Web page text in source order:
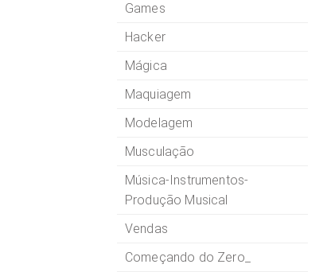
Games
Hacker
Mágica
Maquiagem
Modelagem
Musculação
Música-Instrumentos-
Produção Musical
Vendas
Começando do Zero_